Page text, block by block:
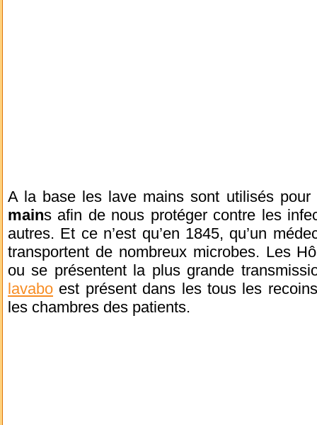
A la base les lave mains sont utilisés pour
mains afin de nous protéger contre les
autres. Et ce n’est qu’en 1845, qu’un
transportent de nombreux microbes. Les
ou se présentent la plus grande
lavabo est présent dans les tous les
les chambres des patients.